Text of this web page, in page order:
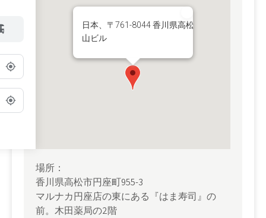
日本、〒761-8044 香川県高松市円座町 太
山ビル
場所：
香川県高松市円座町955-3
マルナカ円座店の東にある『はま寿司』の
前。木田薬局の2階